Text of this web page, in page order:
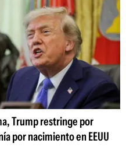
Trump restringe por
por nacimiento en EEUU